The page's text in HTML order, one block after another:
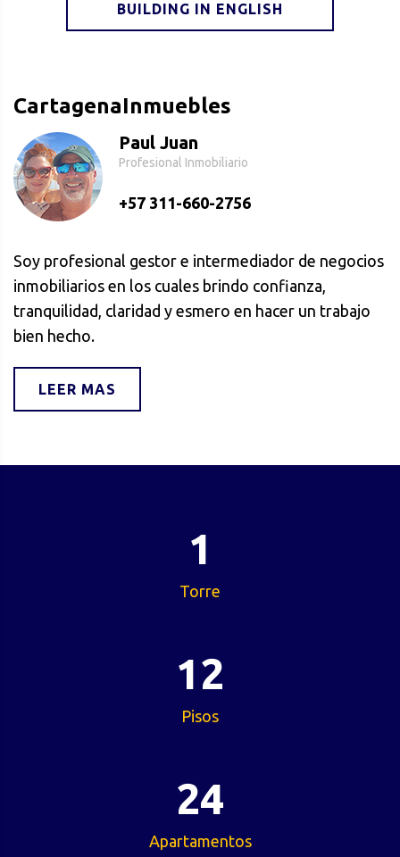
BUILDING IN ENGLISH
CartagenaInmuebles
Paul Juan
Profesional Inmobiliario
+57 311-660-2756
Soy profesional gestor e intermediador de negocios
inmobiliarios en los cuales brindo confianza,
tranquilidad, claridad y esmero en hacer un trabajo
bien hecho.
LEER MAS
1
Torre
12
Pisos
24
Apartamentos